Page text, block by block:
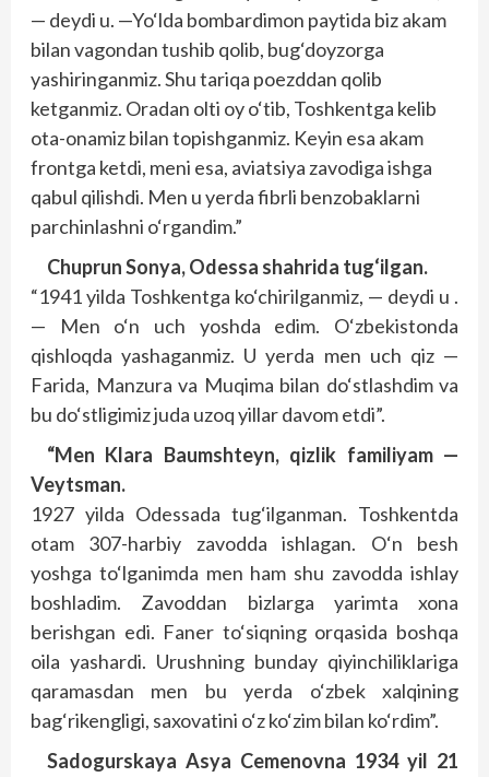
— deydi u. —Yo‘lda bombardimon paytida biz akam
bilan vagondan tushib qolib, bug‘doyzorga
yashiringanmiz. Shu tariqa poezddan qolib
ketganmiz. Oradan olti oy o‘tib, Toshkentga kelib
ota-onamiz bilan topishganmiz. Keyin esa akam
frontga ketdi, meni esa, aviatsiya zavodiga ishga
qabul qilishdi. Men u yerda fibrli benzobaklarni
parchinlashni o‘rgandim.”
Chuprun Sonya, Odessa shahrida tug‘ilgan.
“1941 yilda Toshkentga ko‘chirilganmiz, — deydi u .
— Men o‘n uch yoshda edim. O‘zbekistonda
qishloqda yashaganmiz. U yerda men uch qiz —
Farida, Manzura va Muqima bilan do‘stlashdim va
bu do‘stligimiz juda uzoq yillar davom etdi”.
“Men Klara Baumshteyn, qizlik familiyam —
Veytsman.
1927 yilda Odessada tug‘ilganman. Toshkentda
otam 307-harbiy zavodda ishlagan. O‘n besh
yoshga to‘lganimda men ham shu zavodda ishlay
boshladim. Zavoddan bizlarga yarimta xona
berishgan edi. Faner to‘siqning orqasida boshqa
oila yashardi. Urushning bunday qiyinchiliklariga
qaramasdan men bu yerda o‘zbek xalqining
bag‘rikengligi, saxovatini o‘z ko‘zim bilan ko‘rdim”.
Sadogurskaya Asya Cemenovna 1934 yil 21